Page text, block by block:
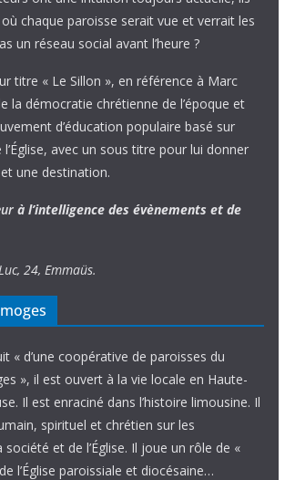
chaque paroisse serait vue et verrait les
un réseau social avant l’heure ?
titre « Le Sillon », en référence à Marc
la démocratie chrétienne de l’époque et
d’éducation populaire basé sur
l’Église, avec un sous titre pour lui donner
une destination.
à l’intelligence des évènements et de
24, Emmaüs.
« d’une coopérative de paroisses du
», il est ouvert à la vie locale en Haute-
Il est enraciné dans l’histoire limousine. Il
spirituel et chrétien sur les
et de l’Église. Il joue un rôle de «
l’Église paroissiale et diocésaine…